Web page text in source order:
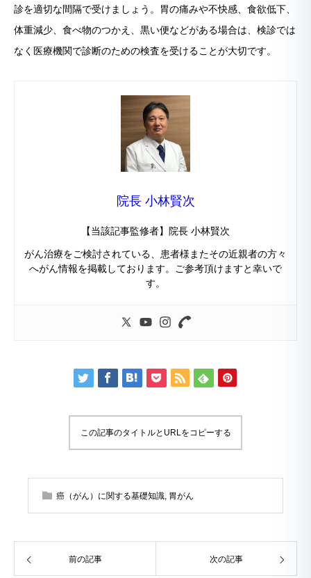
診を適切な間隔で受けましょう。胃の痛みや不快感、食欲低下、
体重減少、食べ物のつかえ、黒い便などがある場合は、検診では
なく医療機関で診断のための検査を受けることが大切です。
院長 小林賢次
【当該記事監修者】院長 小林賢次
がん治療をご検討されている、患者様またその近親者の方々
へがん情報を掲載しております。ご参考頂けますと幸いで
す。
この記事のタイトルとURLをコピーする
癌（がん）に関する基礎知識 胃がん
前の記事 次の記事